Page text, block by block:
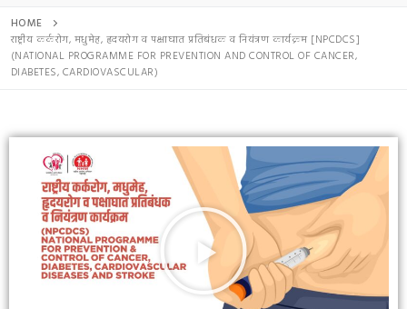
HOME
राष्ट्रीय कर्करोग, मधुमेह, हृदयरोग व पक्षाघात प्रतिबंधक व नियंत्रण कार्यक्रम [NPCDCS]
(NATIONAL PROGRAMME FOR PREVENTION AND CONTROL OF CANCER,
DIABETES, CARDIOVASCULAR)